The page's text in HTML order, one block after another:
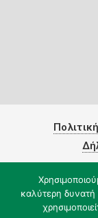
καλύτερη δυνατή